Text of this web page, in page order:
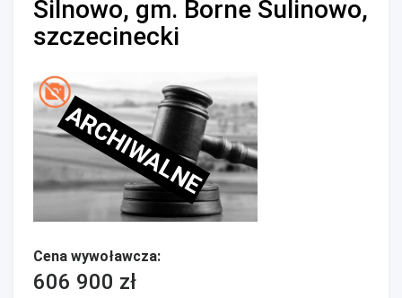
Silnowo, gm. Borne Sulinowo,
szczecinecki
ARCHIWALNE
Cena wywoławcza:
606 900 zł